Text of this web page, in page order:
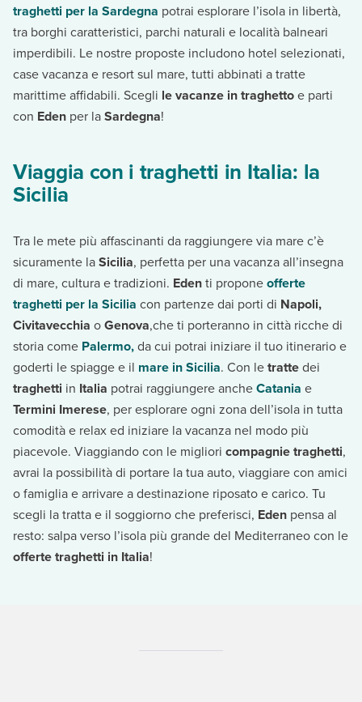
traghetti per la Sardegna potrai esplorare l’isola in libertà,
tra borghi caratteristici, parchi naturali e località balneari
imperdibili. Le nostre proposte includono hotel selezionati,
case vacanza e resort sul mare, tutti abbinati a tratte
marittime affidabili. Scegli le vacanze in traghettoe parti
con Eden per laSardegna!
Viaggia con i traghetti in Italia: la
Sicilia
Tra le mete più affascinanti da raggiungere via mare c’è
sicuramente laSicilia, perfetta per una vacanza all’insegna
di mare, cultura e tradizioni. Edenti proponeofferte
traghetti per la Sicilia con partenze dai porti di Napoli,
Civitavecchia oGenova,che ti porteranno in città ricche di
storia come Palermo,da cui potrai iniziare il tuo itinerario e
goderti le spiagge e il mare in Sicilia. Con letrattedei
traghetti in Italia potrai raggiungere ancheCatania e
Termini Imerese, per esplorare ogni zona dell’isola in tutta
comodità e relax ed iniziare la vacanza nel modo più
piacevole. Viaggiando con le migliori compagnie traghetti,
avrai la possibilità di portare la tua auto, viaggiare con amici
o famiglia e arrivare a destinazione riposato e carico. Tu
scegli la tratta e il soggiorno che preferisci, Eden pensa al
resto: salpa verso l’isola più grande del Mediterraneo con le
offerte traghetti in Italia!